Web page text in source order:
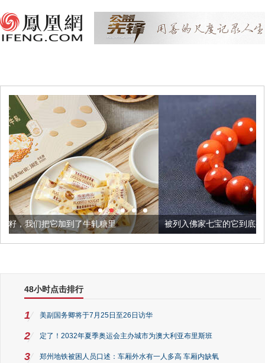
牛轧糖里 被列入佛家七宝的它到底有多美？
48小时点击排行
1 美副国务卿将于7月25日至26日访华
2 定了！2032年夏季奥运会主办城市为澳大利亚布里斯班
3 郑州地铁被困人员口述：车厢外水有一人多高 车厢内缺氧